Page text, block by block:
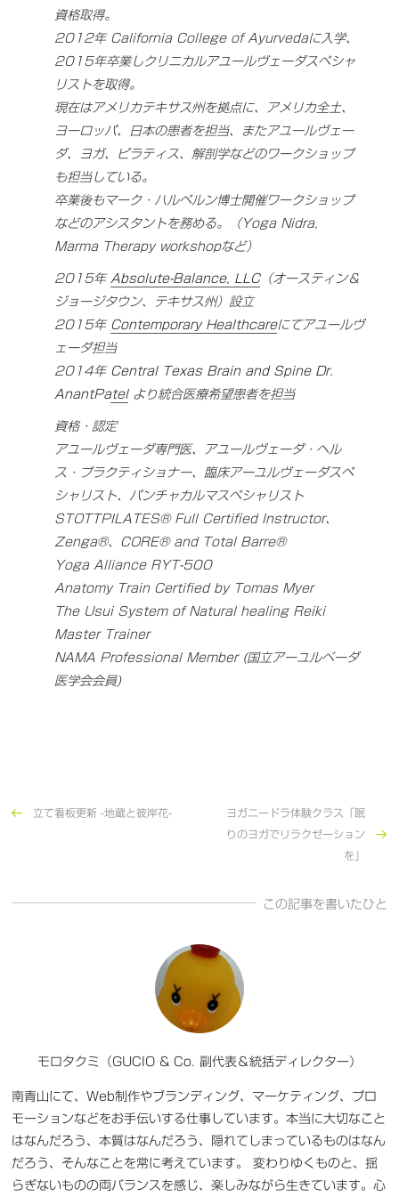
資格取得。
2012年 California College of Ayurvedaに入学、
2015年卒業しクリニカルアユールヴェーダスペシャ
リストを取得。
現在はアメリカテキサス州を拠点に、アメリカ全土、
ヨーロッパ、日本の患者を担当、またアユールヴェー
ダ、ヨガ、ピラティス、解剖学などのワークショップ
も担当している。
卒業後もマーク・ハルペルン博士開催ワークショップ
などのアシスタントを務める。（Yoga Nidra,
Marma Therapy workshopなど）
2015年 Absolute-Balance, LLC（オースティン＆
ジョージタウン、テキサス州）設立
2015年 Contemporary Healthcareにてアユールヴ
ェーダ担当
2014年 Central Texas Brain and Spine Dr.
AnantPatelより統合医療希望患者を担当
資格・認定
アユールヴェーダ専門医、アユールヴェーダ・ヘル
ス・プラクティショナー、臨床アーユルヴェーダスペ
シャリスト、パンチャカルマスペシャリスト
STOTTPILATES® Full Certified Instructor、
Zenga®、CORE® and Total Barre®
Yoga Alliance RYT-500
Anatomy Train Certified by Tomas Myer
The Usui System of Natural healing Reiki
Master Trainer
NAMA Professional Member (国立アーユルベーダ
医学会会員)
立て看板更新 -地蔵と彼岸花-
ヨガニードラ体験クラス「眠
りのヨガでリラクゼーション
を」
この記事を書いたひと
モロタクミ（GUCIO & Co. 副代表＆統括ディレクター）
南青山にて、Web制作やブランディング、マーケティング、プロ
モーションなどをお手伝いする仕事しています。本当に大切なこと
はなんだろう、本質はなんだろう、隠れてしまっているものはなん
だろう、そんなことを常に考えています。 変わりゆくものと、揺
らぎないものの両バランスを感じ、楽しみながら生きています。心